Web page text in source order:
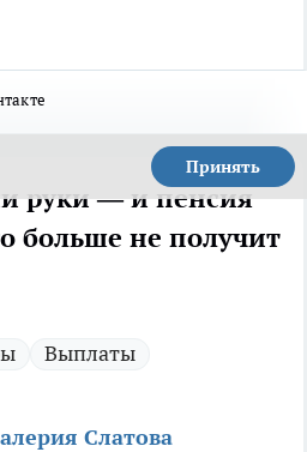
Принять
руки — и пенсия
больше не получит
Выплаты
Слатова